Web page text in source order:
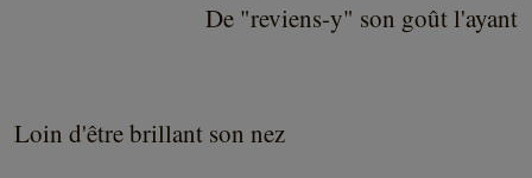
De "reviens-y" son goût l'ayant
Loin d'être brillant son nez